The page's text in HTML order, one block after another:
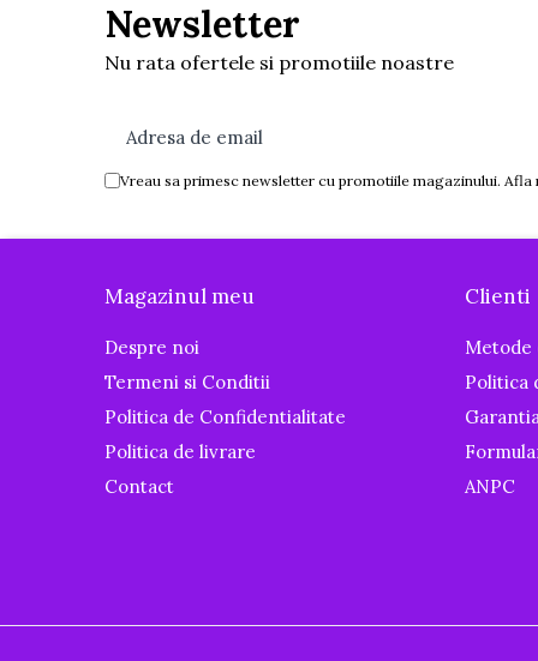
Incalzitoare pentru biberoane si
Igiena si ingrijire
Baia bebelusului
Prosoape
Halate de baie
Cutii pentru suzete si depozitare
Aspiratoare nazale si filtre
Perii pentru biberoane si tetine
Periute de dinti
Olite si reductoare WC
Ingrijire cosmetica mamici
Newsletter
Nu rata ofertele si promotiile noastre
Vreau sa primesc newsletter cu promotiile magazinului. Afla
Magazinul meu
Despre noi
Termeni si Conditii
Politica de Confidentialitate
Politica de livrare
Contact
Clienti
Metode
Politica
ANPC